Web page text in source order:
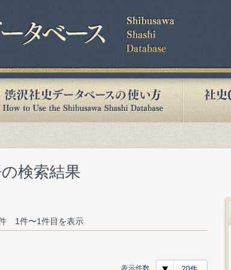
検索結果
1件〜1件目を表示
表示件数